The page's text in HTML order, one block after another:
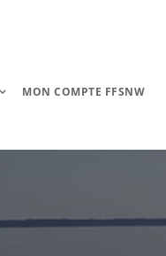
MON COMPTE FFSNW